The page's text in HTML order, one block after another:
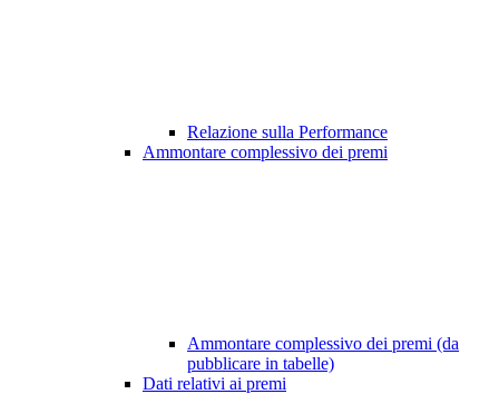
Relazione sulla Performance
Ammontare complessivo dei premi
Ammontare complessivo dei premi (da
pubblicare in tabelle)
Dati relativi ai premi